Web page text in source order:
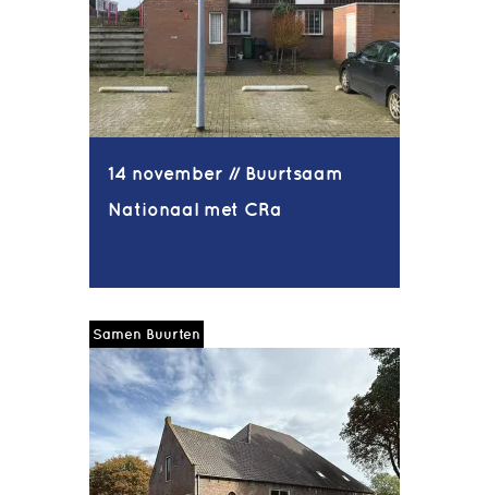
14 november // Buurtsaam
Nationaal met CRa
Samen Buurten